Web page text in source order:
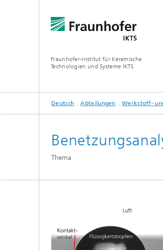
Fraunhofer-Institut für Keramische
Technologien und Systeme IKTS
GESCHÄFTSFELDER
ABTEILUNGEN
Bio- und Nanotechnologie
Intelligente Materialien und Systeme
Korrelative Mikroskopie und
Sintern und Charakterisierung
INDUSTRIELÖSUNGEN
MESSEN / VERANSTALTUNGEN
Deutsch Abteilungen Werkstoff-
Thema